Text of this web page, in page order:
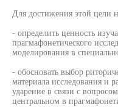
Для достижения этой цели
- определить ценность
прагмафонетического
моделирования в
- обосновать выбор
материала исследования и
ударение в связи с
центральном в